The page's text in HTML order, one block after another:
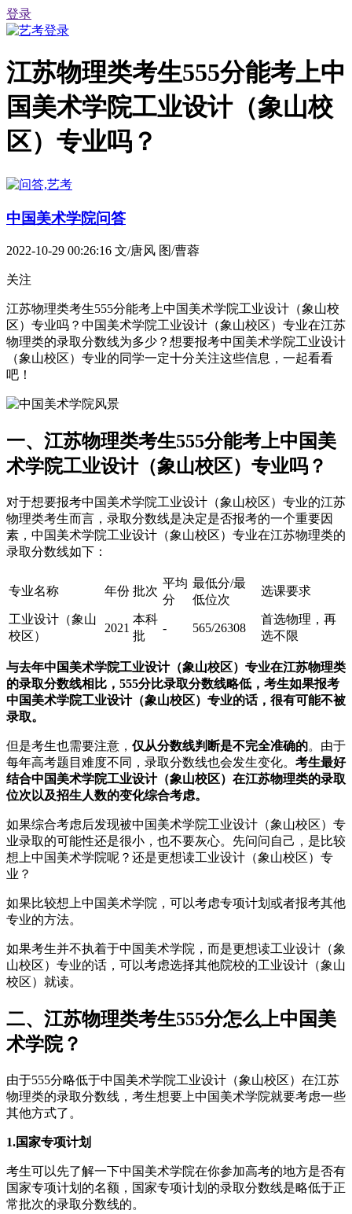
登录
江苏物理类考生555分能考上中
国美术学院工业设计（象山校
区）专业吗？
中国美术学院问答
2022-10-29 00:26:16 文/唐风 图/曹蓉
关注
江苏物理类考生555分能考上中国美术学院工业设计（象山校
区）专业吗？中国美术学院工业设计（象山校区）专业在江苏
物理类的录取分数线为多少？想要报考中国美术学院工业设计
（象山校区）专业的同学一定十分关注这些信息，一起看看
吧！
一、江苏物理类考生555分能考上中国美
术学院工业设计（象山校区）专业吗？
对于想要报考中国美术学院工业设计（象山校区）专业的江苏
物理类考生而言，录取分数线是决定是否报考的一个重要因
素，中国美术学院工业设计（象山校区）专业在江苏物理类的
录取分数线如下：
专业名称 年份 批次
平均
分
最低分/最
低位次
选课要求
工业设计（象山
校区）
2021
本科
批
- 565/26308
首选物理，再
选不限
与去年中国美术学院工业设计（象山校区）专业在江苏物理类
的录取分数线相比，555分比录取分数线略低，考生如果报考
中国美术学院工业设计（象山校区）专业的话，很有可能不被
录取。
但是考生也需要注意， 仅从分数线判断是不完全准确的。由于
每年高考题目难度不同，录取分数线也会发生变化。 考生最好
结合中国美术学院工业设计（象山校区）在江苏物理类的录取
位次以及招生人数的变化综合考虑。
如果综合考虑后发现被中国美术学院工业设计（象山校区）专
业录取的可能性还是很小，也不要灰心。先问问自己，是比较
想上中国美术学院呢？还是更想读工业设计（象山校区）专
业？
如果比较想上中国美术学院，可以考虑专项计划或者报考其他
专业的方法。
如果考生并不执着于中国美术学院，而是更想读工业设计（象
山校区）专业的话，可以考虑选择其他院校的工业设计（象山
校区）就读。
二、江苏物理类考生555分怎么上中国美
术学院？
由于555分略低于中国美术学院工业设计（象山校区）在江苏
物理类的录取分数线，考生想要上中国美术学院就要考虑一些
其他方式了。
1.国家专项计划
考生可以先了解一下中国美术学院在你参加高考的地方是否有
国家专项计划的名额，国家专项计划的录取分数线是略低于正
常批次的录取分数线的。